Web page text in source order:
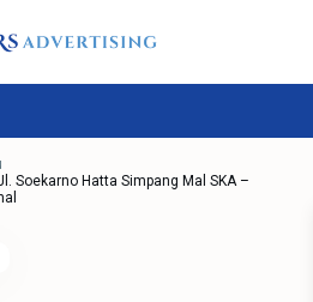
Soekarno Hatta Simpang Mal SKA –